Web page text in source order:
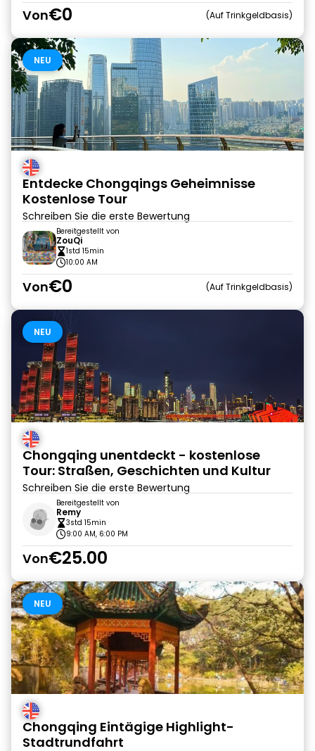
Von€0 Auf Trinkgeldbasis
NEU
Entdecke Chongqings Geheimnisse
Kostenlose Tour
Schreiben Sie die erste Bewertung
Bereitgestellt von
ZouQi
1std 15min
10:00 AM
Von€0 Auf Trinkgeldbasis
NEU
Chongqing unentdeckt - kostenlose
Tour: Straßen, Geschichten und Kultur
Schreiben Sie die erste Bewertung
Bereitgestellt von
Remy
3std 15min
9:00 AM, 6:00 PM
Von€25.00
NEU
Chongqing Eintägige Highlight-
Stadtrundfahrt